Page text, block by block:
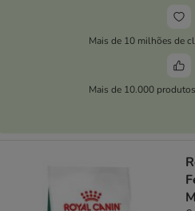
Mais de 10 milhões de
Mais de 10.000